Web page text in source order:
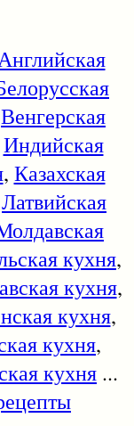
Венгерская
Индийская
, Казахская
Латвийская
кухня,
кухня,
кухня,
кухня,
кухня ...